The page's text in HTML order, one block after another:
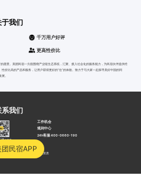
于我们
千万用户好评
更高性价比
愿景。美团民宿一方面围绕产业链生态系统，汇聚、接入社会化的服务能力，为民宿伙伴提供经
价比高的产品和服务，让用户获得更好的“住”的体验。致力于与大家一起探寻美好中国的同
展。
系我们
载APP
工作机会
规则中心
24h客服 400-0660-190
号 沪B2-20040012 营业资质
民宿APP